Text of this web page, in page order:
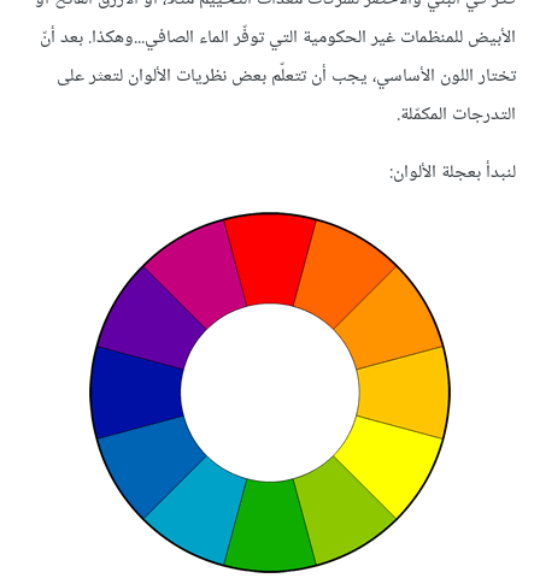
الأبيض للمنظمات غير الحكومية التي توفّر الماء الصافي...وهكذا. بعد أنّ
تختار اللون الأساسي، يجب أن تتعلّم بعض نظريات الألوان لتعثر على
التدرجات المكمّلة.
لنبدأ بعجلة الألوان: